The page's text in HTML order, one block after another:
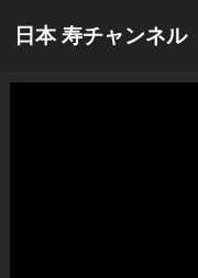
日本 寿チャンネル